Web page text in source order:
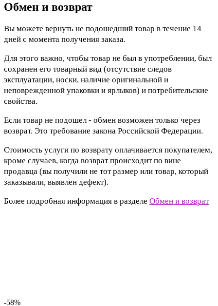
Обмен и возврат
Вы можете вернуть не подошедший товар в течение 14
дней с момента получения заказа.
Для этого важно, чтобы товар не был в употреблении, был
сохранен его товарный вид (отсутствие следов
эксплуатации, носки, наличие оригинальной и
неповрежденной упаковки и ярлыков) и потребительские
свойства.
Если товар не подошел - обмен возможен только через
возврат. Это требование закона Российской Федерации.
Стоимость услуги по возврату оплачивается покупателем,
кроме случаев, когда возврат происходит по вине
продавца (вы получили не тот размер или товар, который
заказывали, выявлен дефект).
Более подробная информация в разделе Обмен и возврат
-58%